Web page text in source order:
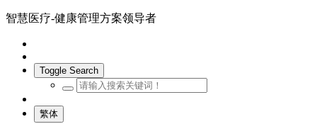
智慧医疗-健康管理方案领导者
Toggle Search
繁体